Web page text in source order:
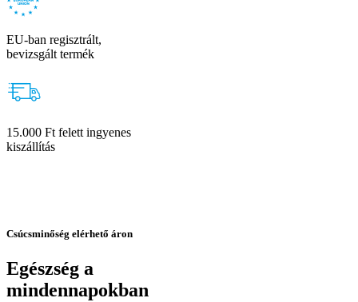
EU-ban regisztrált,
bevizsgált termék
15.000 Ft felett ingyenes
kiszállítás
Csúcsminőség elérhető áron
Egészség a
mindennapokban